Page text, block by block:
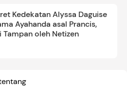
Kedekatan Alyssa Daguise
Ayahanda asal Prancis,
Tampan oleh Netizen